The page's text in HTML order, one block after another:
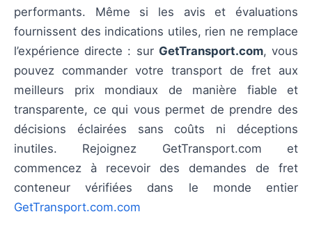
performants. Même si les avis et évaluations
fournissent des indications utiles, rien ne remplace
l’expérience directe : sur GetTransport.com, vous
pouvez commander votre transport de fret aux
meilleurs prix mondiaux de manière fiable et
transparente, ce qui vous permet de prendre des
décisions éclairées sans coûts ni déceptions
inutiles. Rejoignez GetTransport.com et
commencez à recevoir des demandes de fret
conteneur vérifiées dans le monde entier
GetTransport.com.com